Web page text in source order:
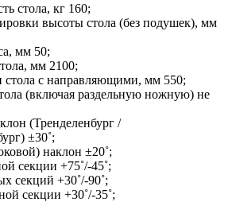
стола, кг 160;
высоты стола (без подушек), мм
мм 50;
мм 2100;
с направляющими, мм 550;
(включая раздельную ножную) не
(Тренделенбург /
±30˚;
наклон ±20˚;
секции +75˚/-45˚;
секций +30˚/-90˚;
секции +30˚/-35˚;